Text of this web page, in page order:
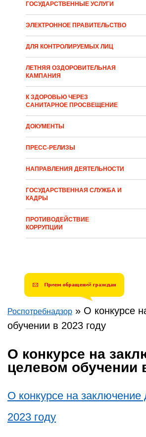
ГОСУДАРСТВЕННЫЕ УСЛУГИ
ЭЛЕКТРОННОЕ ПРАВИТЕЛЬСТВО
ДЛЯ КОНТРОЛИРУЕМЫХ ЛИЦ
ЛЕТНЯЯ ОЗДОРОВИТЕЛЬНАЯ
КАМПАНИЯ
К ЗДОРОВЬЮ ЧЕРЕЗ
САНИТАРНОЕ ПРОСВЕЩЕНИЕ
ДОКУМЕНТЫ
ПРЕСС-РЕЛИЗЫ
НАПРАВЛЕНИЯ ДЕЯТЕЛЬНОСТИ
ГОСУДАРСТВЕННАЯ СЛУЖБА И
КАДРЫ
ПРОТИВОДЕЙСТВИЕ
КОРРУПЦИИ
Вы здесь
Роспотребнадзор » О конкурсе
обучении в 2023 году
О конкурсе на
целевом обучении
О конкурсе на
2023 году